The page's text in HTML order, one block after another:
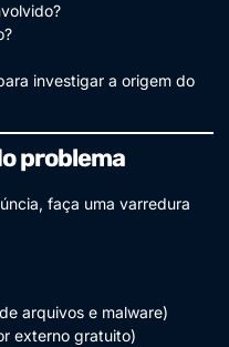
investigar a origem do
problema
faça uma varredura
arquivos e malware)
externo gratuito)